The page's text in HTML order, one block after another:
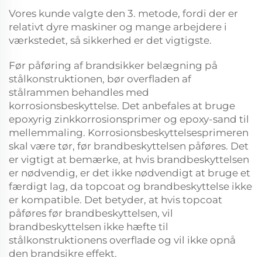
Vores kunde valgte den 3. metode, fordi der er
relativt dyre maskiner og mange arbejdere i
værkstedet, så sikkerhed er det vigtigste.
Før påføring af brandsikker belægning på
stålkonstruktionen, bør overfladen af
stålrammen behandles med
korrosionsbeskyttelse. Det anbefales at bruge
epoxyrig zinkkorrosionsprimer og epoxy-sand til
mellemmaling. Korrosionsbeskyttelsesprimeren
skal være tør, før brandbeskyttelsen påføres. Det
er vigtigt at bemærke, at hvis brandbeskyttelsen
er nødvendig, er det ikke nødvendigt at bruge et
færdigt lag, da topcoat og brandbeskyttelse ikke
er kompatible. Det betyder, at hvis topcoat
påføres før brandbeskyttelsen, vil
brandbeskyttelsen ikke hæfte til
stålkonstruktionens overflade og vil ikke opnå
den brandsikre effekt.